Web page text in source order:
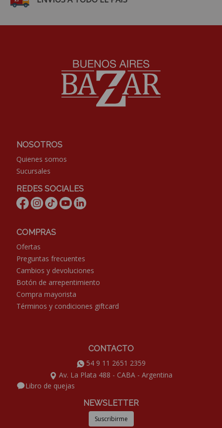
NOSOTROS
Quienes somos
Sucursales
REDES SOCIALES
COMPRAS
Ofertas
Preguntas frecuentes
Cambios y devoluciones
Botón de arrepentimiento
Compra mayorista
Términos y condiciones giftcard
CONTACTO
54 9 11 2651 2359
Av. La Plata 488 - CABA - Argentina
Libro de quejas
NEWSLETTER